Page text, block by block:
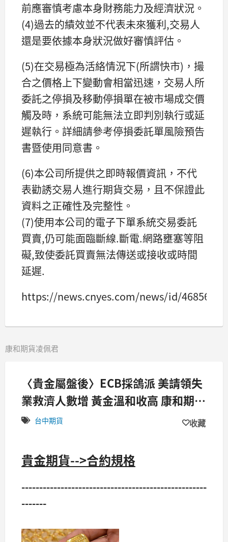
前應審慎考慮本身財務能力及經濟狀況。
(4)過去的績效並不代表未來獲利,交易人
還是要依據本身狀況做好審慎評估。
(5)在交易極為活絡情況下(所謂快市)，撮
合之價格上下變動會相當迅速，交易人所
委託之停損及移動停損單在被市場成交價
觸及時，系統可能無法立即判別執行或延
遲執行。詳細請參考停損委託單風險預告
書暨使用同意書。
(6)本公司所提供之即時報價資訊，不代
表勸誘交易人進行期貨交易，且不保證此
資料之正確性及完整性。
(7)使用本公司的電子下單系統交易委託
買賣,仍可能面臨斷線.斷電.網路壅塞等阻
礙,致使委託買賣無法傳送或接收或時間
延遲.
https://news.cnyes.com/news/id/4685676
康和期貨凌佩君
〈貴金屬盤後〉ECB採鴿派 美請領失
業救濟人數增 黃金溫和收高 康和期貨
佩君台中期貨 收藏
貴金期貨-->合約規格
----------------------------------------------------
-------